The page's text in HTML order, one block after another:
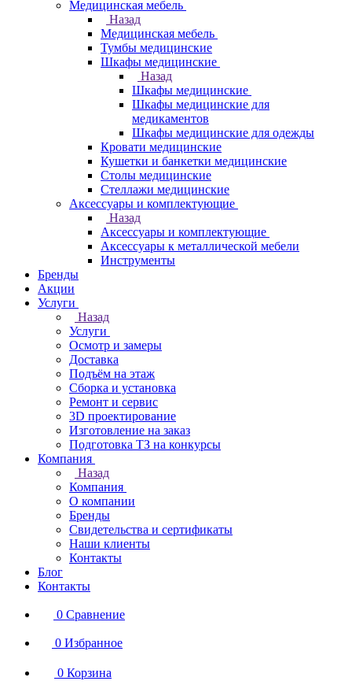
Медицинская мебель
Назад
Медицинская мебель
Тумбы медицинские
Шкафы медицинские
Назад
Шкафы медицинские
Шкафы медицинские для
медикаментов
Шкафы медицинские для одежды
Кровати медицинские
Кушетки и банкетки медицинские
Столы медицинские
Стеллажи медицинские
Аксессуары и комплектующие
Назад
Аксессуары и комплектующие
Аксессуары к металлической мебели
Инструменты
Бренды
Акции
Услуги
Назад
Услуги
Осмотр и замеры
Доставка
Подъём на этаж
Сборка и установка
Ремонт и сервис
3D проектирование
Изготовление на заказ
Подготовка ТЗ на конкурсы
Компания
Назад
Компания
О компании
Бренды
Свидетельства и сертификаты
Наши клиенты
Контакты
Блог
Контакты
0 Сравнение
0 Избранное
0 Корзина